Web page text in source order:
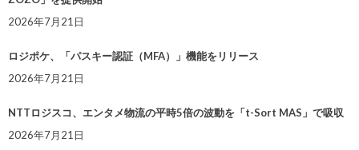
2026年7月21日
ロジポケ、「パスキー認証（MFA）」機能をリリース
2026年7月21日
NTTロジスコ、エンタメ物流の平時5倍の波動を「t-Sort MAS」で吸収
2026年7月21日